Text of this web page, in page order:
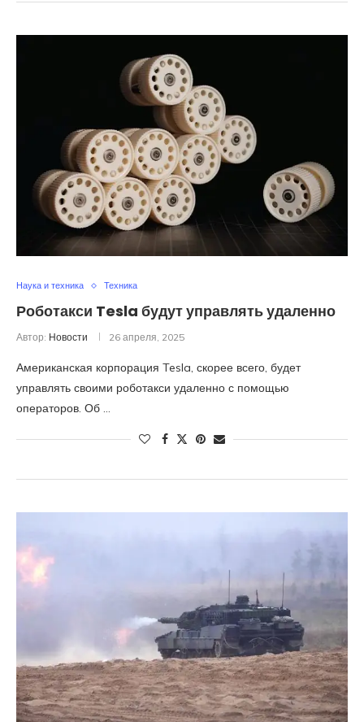
Наука и техника Техника
Роботакси Tesla будут управлять удаленно
Автор: Новости 26 апреля, 2025
Американская корпорация Tesla, скорее всего, будет
управлять своими роботакси удаленно с помощью
операторов. Об …